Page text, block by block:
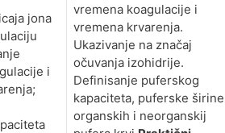
jona
i
vremena koagulacije i
vremena krvarenja.
Ukazivanje na značaj
očuvanja izohidrije.
Definisanje puferskog
kapaciteta, puferske
organskih i neorganskij